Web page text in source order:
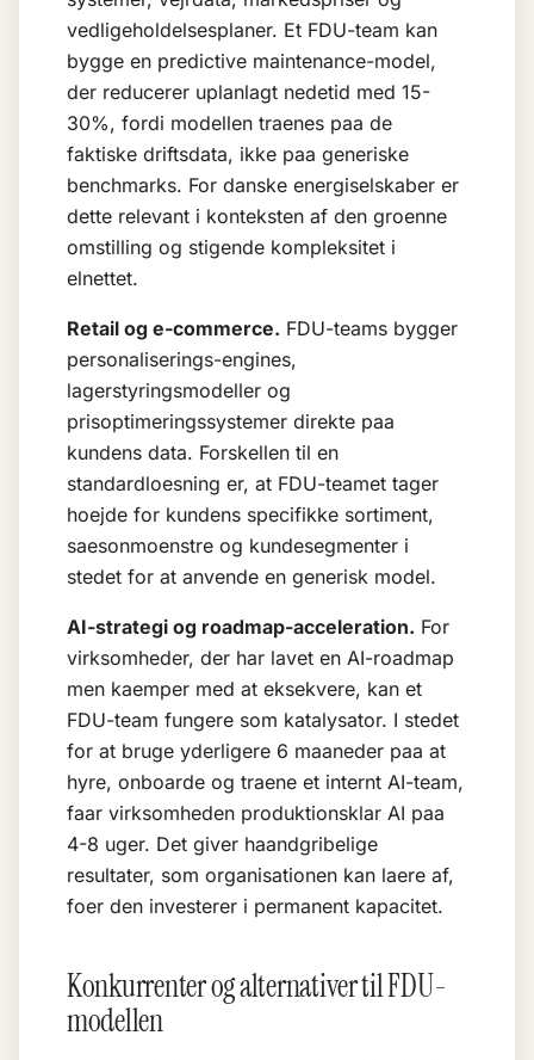
vedligeholdelsesplaner. Et FDU-team kan
bygge en predictive maintenance-model,
der reducerer uplanlagt nedetid med 15-
30%, fordi modellen traenes paa de
faktiske driftsdata, ikke paa generiske
benchmarks. For danske energiselskaber er
dette relevant i konteksten af den groenne
omstilling og stigende kompleksitet i
elnettet.
Retail og e-commerce. FDU-teams bygger
personaliserings-engines,
lagerstyringsmodeller og
prisoptimeringssystemer direkte paa
kundens data. Forskellen til en
standardloesning er, at FDU-teamet tager
hoejde for kundens specifikke sortiment,
saesonmoenstre og kundesegmenter i
stedet for at anvende en generisk model.
AI-strategi og roadmap-acceleration. For
virksomheder, der har lavet en AI-roadmap
men kaemper med at eksekvere, kan et
FDU-team fungere som katalysator. I stedet
for at bruge yderligere 6 maaneder paa at
hyre, onboarde og traene et internt AI-team,
faar virksomheden produktionsklar AI paa
4-8 uger. Det giver haandgribelige
resultater, som organisationen kan laere af,
foer den investerer i permanent kapacitet.
Konkurrenter og alternativer til FDU-
modellen